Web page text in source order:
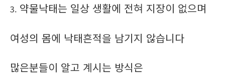
3. 약물낙태는 일상 생활에 전혀 지장이 없으며
여성의 몸에 낙태흔적을 남기지 않습니다
많은분들이 알고 계시는 방식은